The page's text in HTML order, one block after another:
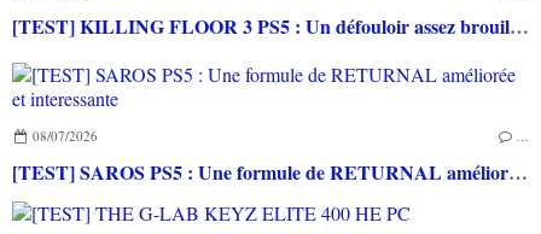
[TEST] KILLING FLOOR 3 PS5 : Un défouloir assez brouillon
08/07/2026
[TEST] SAROS PS5 : Une formule de RETURNAL améliorée et interessante